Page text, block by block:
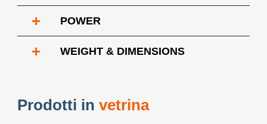
+ POWER
+ WEIGHT & DIMENSIONS
Prodotti in vetrina